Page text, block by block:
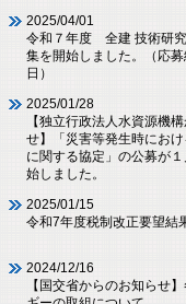
2025/04/01
令和７年度 全建 技術研
集を開始しました。（応
日）
2025/01/28
【独立行政法人水資源機
せ】「災害等発生時にお
に関する協定」の公募が
始しました。
2025/01/15
令和7年度税制改正要望結
2024/12/16
【国交省からのお知らせ